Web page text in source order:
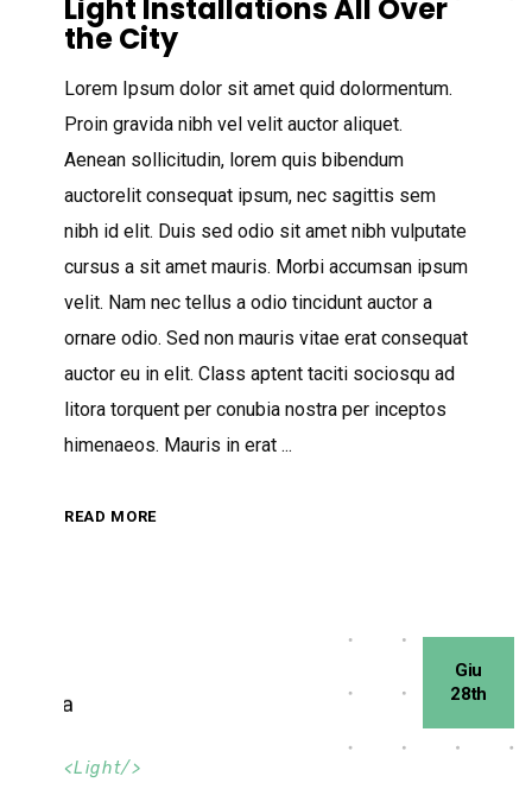
Light Installations All Over
the City
Lorem Ipsum dolor sit amet quid dolormentum.
Proin gravida nibh vel velit auctor aliquet.
Aenean sollicitudin, lorem quis bibendum
auctorelit consequat ipsum, nec sagittis sem
nibh id elit. Duis sed odio sit amet nibh vulputate
cursus a sit amet mauris. Morbi accumsan ipsum
velit. Nam nec tellus a odio tincidunt auctor a
ornare odio. Sed non mauris vitae erat consequat
auctor eu in elit. Class aptent taciti sociosqu ad
litora torquent per conubia nostra per inceptos
himenaeos. Mauris in erat
READ MORE
Giu
28th
<Light/>